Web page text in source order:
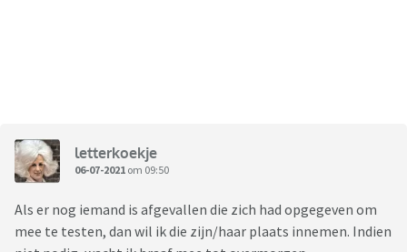
letterkoekje
06-07-2021 om 09:50
Als er nog iemand is afgevallen die zich had opgegeven om
mee te testen, dan wil ik die zijn/haar plaats innemen. Indien